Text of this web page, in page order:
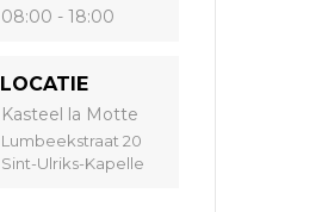
08:00 - 18:00
LOCATIE
Kasteel la Motte
Lumbeekstraat 20
Sint-Ulriks-Kapelle